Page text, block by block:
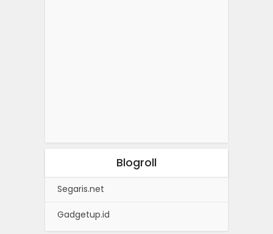
Blogroll
Segaris.net
Gadgetup.id